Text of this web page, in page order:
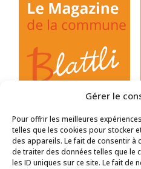
Gérer le
Pour offrir les meilleures
telles que les cookies pour stocker
des appareils. Le fait de consentir
de traiter des données telles que le
les ID uniques sur ce site. Le fait de